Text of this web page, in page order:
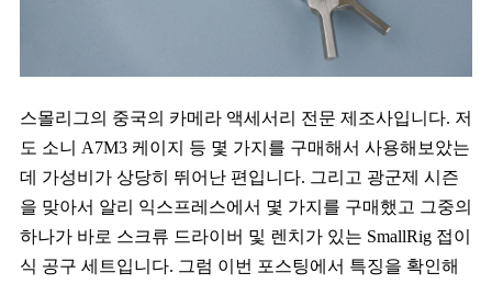
스몰리그의 중국의 카메라 액세서리 전문 제조사입니다. 저
도 소니 A7M3 케이지 등 몇 가지를 구매해서 사용해보았는
데 가성비가 상당히 뛰어난 편입니다. 그리고 광군제 시즌
을 맞아서 알리 익스프레스에서 몇 가지를 구매했고 그중의
하나가 바로 스크류 드라이버 및 렌치가 있는 SmallRig 접이
식 공구 세트입니다. 그럼 이번 포스팅에서 특징을 확인해